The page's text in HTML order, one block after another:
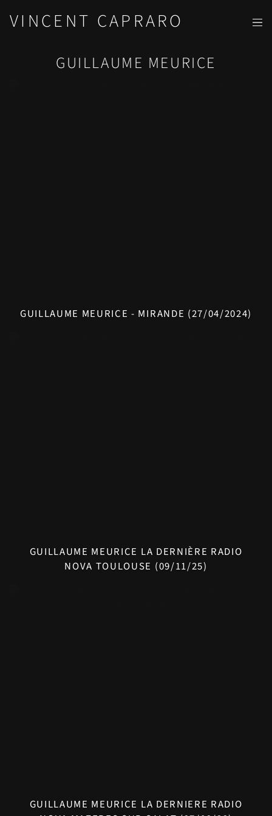
VINCENT CAPRARO
GUILLAUME MEURICE
GUILLAUME MEURICE - MIRANDE (27/04/2024)
GUILLAUME MEURICE LA DERNIÈRE RADIO
NOVA TOULOUSE (09/11/25)
GUILLAUME MEURICE LA DERNIERE RADIO